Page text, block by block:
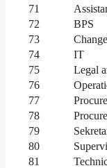
71
72
BPS
73
74
IT
75
Legal
76
77
78
79
80
81